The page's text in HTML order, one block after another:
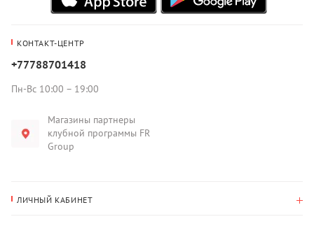
КОНТАКТ-ЦЕНТР
+77788701418
Пн-Вс 10:00 – 19:00
Магазины партнеры
клубной программы FR
Group
ЛИЧНЫЙ КАБИНЕТ